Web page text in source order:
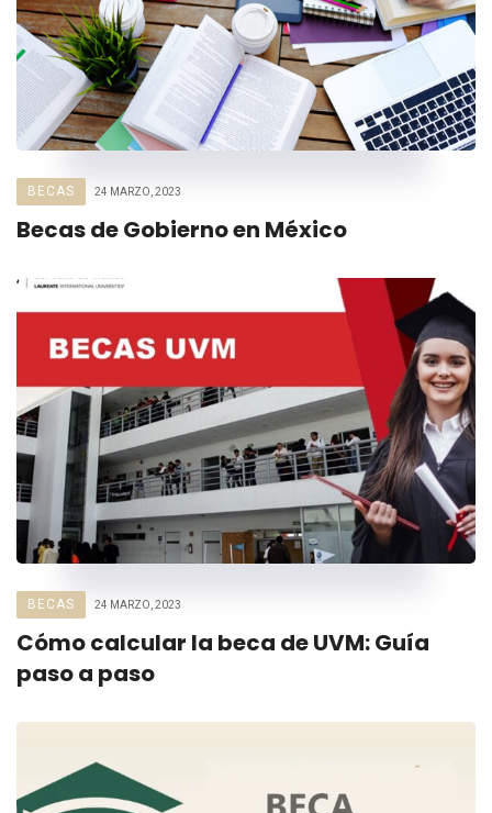
BECAS 24 MARZO, 2023
Becas de Gobierno en México
BECAS 24 MARZO, 2023
Cómo calcular la beca de UVM: Guía
paso a paso